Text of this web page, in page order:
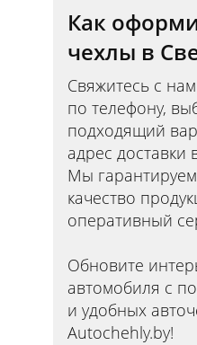
Как
чехлы в
Свяжитесь с
по телефону,
подходящий
адрес доставки
Мы
качество
оперативный
Обновите
автомобиля с
и удобных
Autochehly.by!